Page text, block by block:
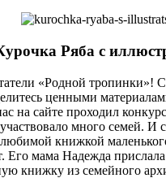
Ряба с
«Родной тропинки»!
ценными
на сайте проходил
много семей. И
любимой книжкой
Его мама Надежда
книжку из семейного